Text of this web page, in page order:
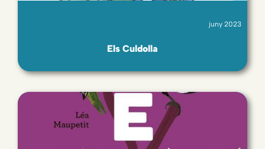
juny 2023
Els Culdolla